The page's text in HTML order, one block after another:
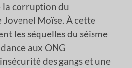
la corruption du
Moïse. À cette
les séquelles du séisme
aux ONG
des gangs et une